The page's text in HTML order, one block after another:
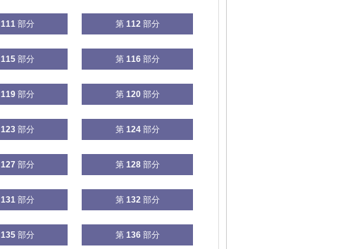
111部分 第 112部分
115部分 第 116部分
119部分 第 120部分
123部分 第 124部分
127 部分 第 128部分
131部分 第 132部分
135部分 第 136部分